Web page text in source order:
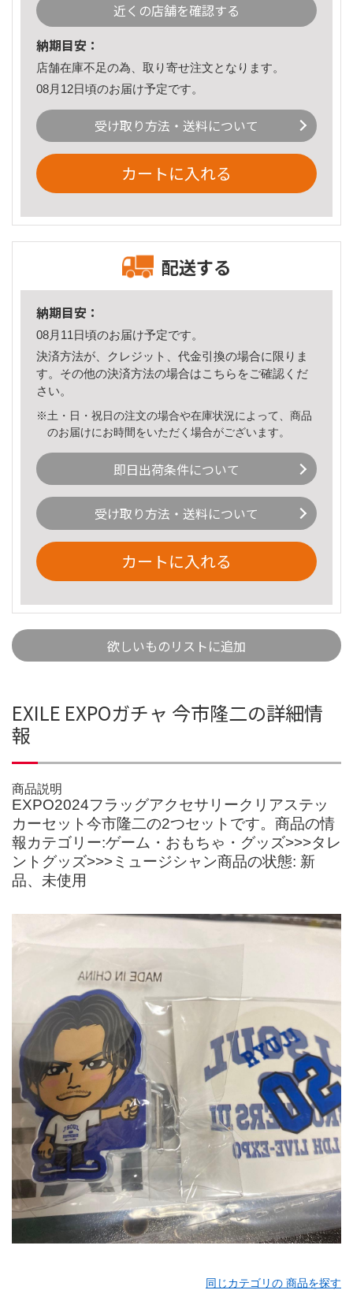
近くの店舗を確認する
納期目安：
店舗在庫不足の為、取り寄せ注文となります。
08月12日頃のお届け予定です。
受け取り方法・送料について
カートに入れる
配送する
納期目安：
08月11日頃のお届け予定です。
決済方法が、クレジット、代金引換の場合に限りま
す。その他の決済方法の場合はこちら をご確認くだ
さい。
※土・日・祝日の注文の場合や在庫状況によって、商品
のお届けにお時間をいただく場合がございます。
即日出荷条件について
受け取り方法・送料について
カートに入れる
欲しいものリストに追加
EXILE EXPOガチャ 今市隆二の詳細情
報
商品説明
EXPO2024フラッグアクセサリークリアステッ
カーセット今市隆二の2つセットです。商品の情
報カテゴリー:ゲーム・おもちゃ・グッズ>>>タレ
ントグッズ>>>ミュージシャン商品の状態: 新
品、未使用
同じカテゴリの 商品を探す